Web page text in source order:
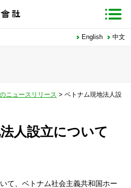
English 中文
ニュースリリース > ベトナム現地法人設
人設立について
て、ベトナム社会主義共和国ホー